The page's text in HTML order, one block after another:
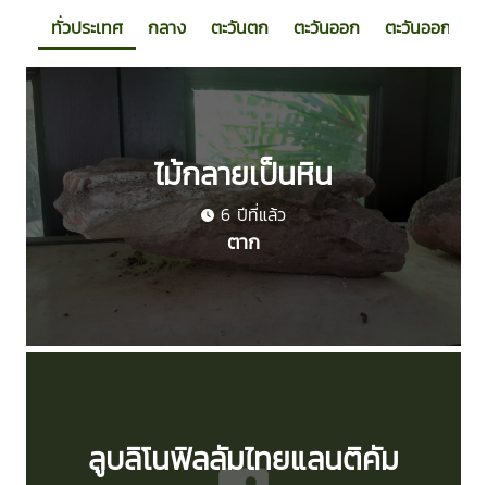
ทั่วประเทศ กลาง ตะวันตก ตะวันออก ตะวันออกเฉีย
ไม้กลายเป็นหิน
6 ปีที่แล้ว
ตาก
ลูบลิโนฟิลลัมไทยแลนติคัม